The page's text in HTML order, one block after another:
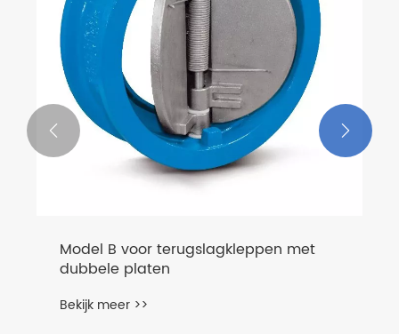
Terugslagklep met enkele kogel
 